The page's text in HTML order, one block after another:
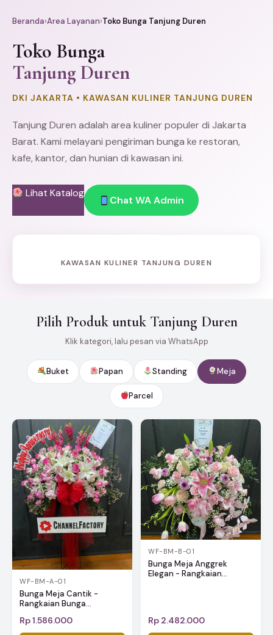
Beranda›Area Layanan›Toko Bunga Tanjung Duren
Toko Bunga
Tanjung Duren
DKI JAKARTA • KAWASAN KULINER TANJUNG DUREN
Tanjung Duren adalah area kuliner populer di Jakarta
Barat. Kami melayani pengiriman bunga ke restoran,
kafe, kantor, dan hunian di kawasan ini.
Lihat Katalog
Chat WA Admin
KAWASAN KULINER TANJUNG DUREN
Pilih Produk untuk Tanjung Duren
Klik kategori, lalu pesan via WhatsApp
Buket Papan Standing Meja
Parcel
WF-BM-A-01
Bunga Meja Cantik -
Rangkaian Bunga...
Rp 1.586.000
WF-BM-B-01
Bunga Meja Anggrek
Elegan - Rangkaian...
Rp 2.482.000